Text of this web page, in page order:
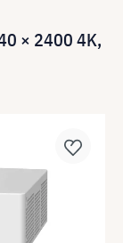
× 2400 4K,